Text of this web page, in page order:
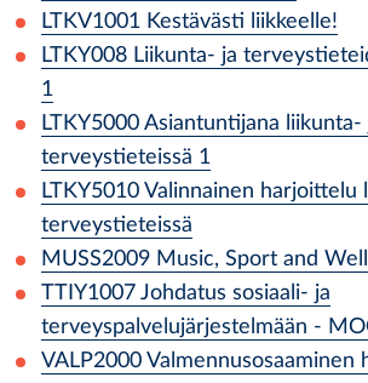
LTKV1001 Kestävästi liikkeelle!
LTKY008 Liikunta- ja
1
LTKY5000 Asiantuntijana liikunta-
terveystieteissä 1
LTKY5010 Valinnainen harjoittelu
terveystieteissä
MUSS2009 Music, Sport and
TTIY1007 Johdatus sosiaali- ja
terveyspalvelujärjestelmään -
VALP2000 Valmennusosaaminen